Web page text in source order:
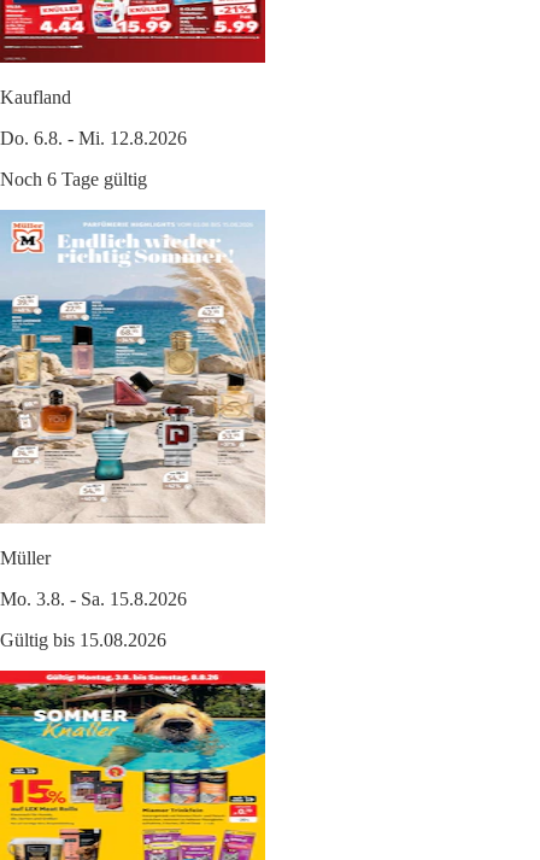
Kaufland
Do. 6.8. - Mi. 12.8.2026
Noch 6 Tage gültig
Müller
Mo. 3.8. - Sa. 15.8.2026
Gültig bis 15.08.2026